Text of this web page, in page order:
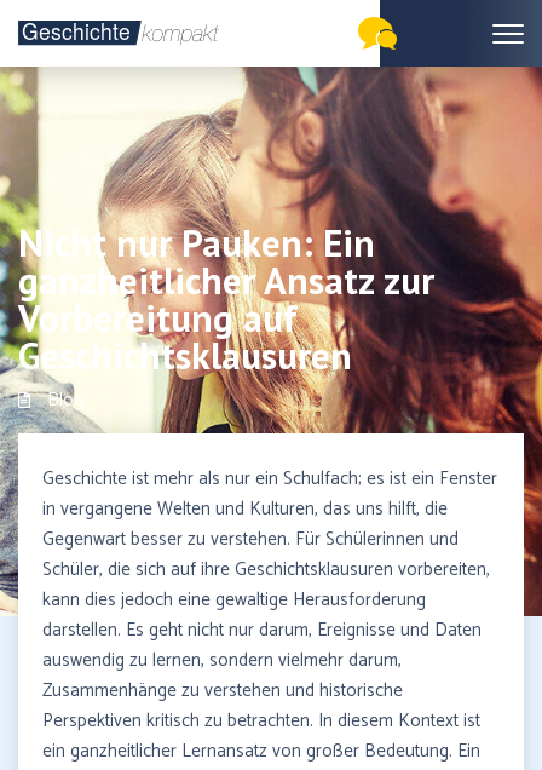
Nicht nur Pauken: Ein
ganzheitlicher Ansatz zur
Vorbereitung auf
Geschichtsklausuren
Blog
Geschichte ist mehr als nur ein Schulfach; es ist ein Fenster
in vergangene Welten und Kulturen, das uns hilft, die
Gegenwart besser zu verstehen. Für Schülerinnen und
Schüler, die sich auf ihre Geschichtsklausuren vorbereiten,
kann dies jedoch eine gewaltige Herausforderung
darstellen. Es geht nicht nur darum, Ereignisse und Daten
auswendig zu lernen, sondern vielmehr darum,
Zusammenhänge zu verstehen und historische
Perspektiven kritisch zu betrachten. In diesem Kontext ist
ein ganzheitlicher Lernansatz von großer Bedeutung. Ein